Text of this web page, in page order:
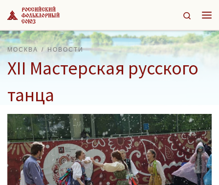
Перейти к содержимому
Search
МОСКВА НОВОСТИ
XII Мастерская русского
танца